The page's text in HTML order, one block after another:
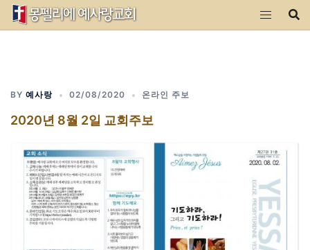
Skip
BY 예사랑 02/08/2020 온라인 주보
2020년 8월 2일 교회주보